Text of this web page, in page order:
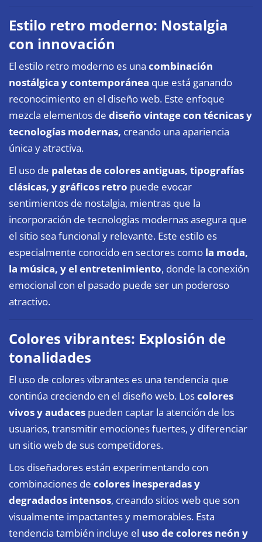
Estilo retro moderno: Nostalgia
con innovación
El estilo retro moderno es una combinación
nostálgica y contemporánea que está ganando
reconocimiento en el diseño web. Este enfoque
mezcla elementos de diseño vintage con técnicas y
tecnologías modernas, creando una apariencia
única y atractiva.
El uso de paletas de colores antiguas, tipografías
clásicas, y gráficos retro puede evocar
sentimientos de nostalgia, mientras que la
incorporación de tecnologías modernas asegura que
el sitio sea funcional y relevante. Este estilo es
especialmente conocido en sectores como la moda,
la música, y el entretenimiento, donde la conexión
emocional con el pasado puede ser un poderoso
atractivo.
Colores vibrantes: Explosión de
tonalidades
El uso de colores vibrantes es una tendencia que
continúa creciendo en el diseño web. Loscolores
vivos y audaces pueden captar la atención de los
usuarios, transmitir emociones fuertes, y diferenciar
un sitio web de sus competidores.
Los diseñadores están experimentando con
combinaciones de colores inesperadas y
degradados intensos, creando sitios web que son
visualmente impactantes y memorables. Esta
tendencia también incluye el uso de colores neón y